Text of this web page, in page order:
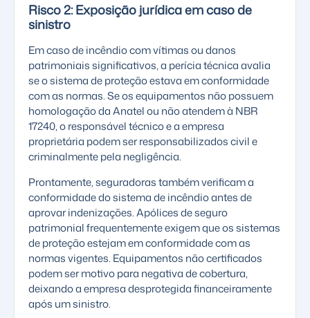
Risco 2: Exposição jurídica em caso de
sinistro
Em caso de incêndio com vítimas ou danos
patrimoniais significativos, a perícia técnica avalia
se o sistema de proteção estava em conformidade
com as normas. Se os equipamentos não possuem
homologação da Anatel ou não atendem à NBR
17240, o responsável técnico e a empresa
proprietária podem ser responsabilizados civil e
criminalmente pela negligência.
Prontamente, seguradoras também verificam a
conformidade do sistema de incêndio antes de
aprovar indenizações. Apólices de seguro
patrimonial frequentemente exigem que os sistemas
de proteção estejam em conformidade com as
normas vigentes. Equipamentos não certificados
podem ser motivo para negativa de cobertura,
deixando a empresa desprotegida financeiramente
após um sinistro.